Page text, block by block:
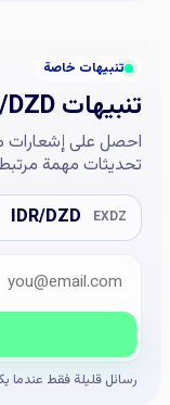
تنبيهات خاصة
تنبيهات IDR/DZD من EXDZ
احصل على إشعارات
تحديثات مهمة
EXDZ
IDR/DZDالبريد الإلكتروني
Company website
رسائل قليلة فقط